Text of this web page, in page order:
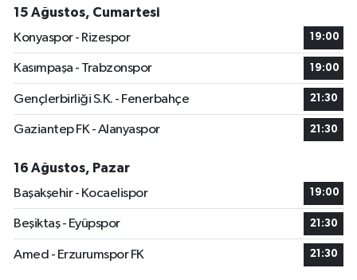
15 Ağustos, Cumartesi
Konyaspor - Rizespor
19:00
Kasımpaşa - Trabzonspor 19:00
Gençlerbirliği S.K. - Fenerbahçe 21:30
Gaziantep FK - Alanyaspor 21:30
16 Ağustos, Pazar
Başakşehir - Kocaelispor
19:00
Beşiktaş - Eyüpspor 21:30
Amed - Erzurumspor FK 21:30